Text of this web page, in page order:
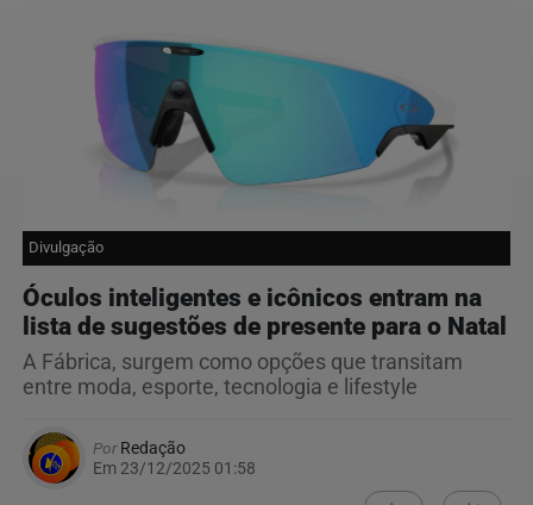
Divulgação
Óculos inteligentes e icônicos entram na
lista de sugestões de presente para o Natal
A Fábrica, surgem como opções que transitam
entre moda, esporte, tecnologia e lifestyle
PorRedação
Em 23/12/2025 01:58